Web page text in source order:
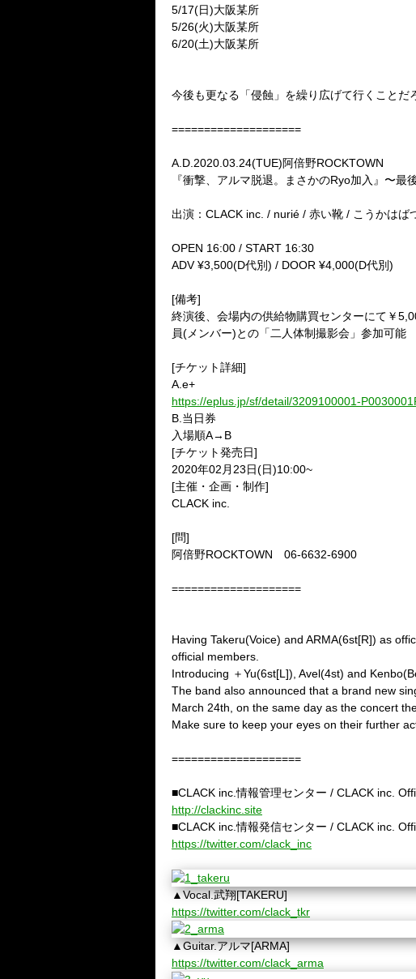
5/17(日)大阪某所
5/26(火)大阪某所
6/20(土)大阪某所
今後も更なる「侵蝕」を繰り広げて行くことだ
====================
A.D.2020.03.24(TUE)阿倍野ROCKTOWN
『衝撃、アルマ脱退。まさかのRyo加入』〜最
出演：CLACK inc. / nurié / 赤い靴 / こうかは
OPEN 16:00 / START 16:30
ADV ¥3,500(D代別) / DOOR ¥4,000(D代別)
[備考]
終演後、会場内の供給物購買センターにて￥
員(メンバー)との「二人体制撮影会」参加可能
[チケット詳細]
A.e+
https://eplus.jp/sf/detail/3209100001-
B.当日券
入場順A→B
[チケット発売日]
2020年02月23日(日)10:00~
[主催・企画・制作]
CLACK inc.
[問]
阿倍野ROCKTOWN 06-6632-6900
====================
Having Takeru(Voice) and ARMA(6st[R]) as
official members.
Introducing ＋Yu(6st[L ]), Avel(4st) and Kenbo(
The band also announced that a brand new
March 24th, on the same day as the concert
Make sure to keep your eyes on their further
====================
■CLACK inc.情報管理センター / CLACK inc.
http://clackinc.site
■CLACK inc.情報発信センター / CLACK inc.
https://twitter.com/clack_inc
▲Vocal.武翔[TAKERU]
https://twitter.com/clack_tkr
▲Guitar.アルマ[ARMA]
https://twitter.com/clack_arma